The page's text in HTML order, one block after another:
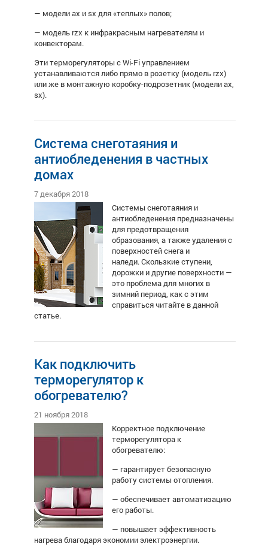
— модели ax и sx для «теплых» полов;
— модель rzx к инфракрасным нагревателям и
конвекторам.
Эти терморегуляторы с Wi-Fi управлением
устанавливаются либо прямо в розетку (модель rzx)
или же в монтажную коробку-подрозетник (модели ax,
sx).
Система снеготаяния и
антиобледенения в частных
домах
7 декабря 2018
Системы снеготаяния и
антиобледенения предназначены
для предотвращения
образования, а также удаления с
поверхностей снега и
наледи. Скользкие ступени,
дорожки и другие поверхности —
это проблема для многих в
зимний период, как с этим
справиться читайте в данной
статье.
Как подключить
терморегулятор к
обогревателю?
21 ноября 2018
Корректное подключение
терморегулятора к
обогревателю:
— гарантирует безопасную
работу системы отопления.
— обеспечивает автоматизацию
его работы.
— повышает эффективность
нагрева благодаря экономии электроэнергии.